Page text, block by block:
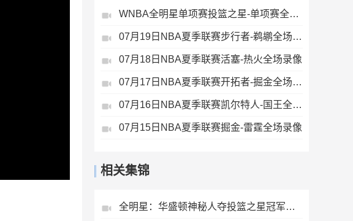
WNBA全明星单项赛投篮之星-单项赛全场录像
07月19日NBA夏季联赛步行者-鹈鹕全场录像
07月18日NBA夏季联赛活塞-热火全场录像
07月17日NBA夏季联赛开拓者-掘金全场录像
07月16日NBA夏季联赛凯尔特人-国王全场录像
07月15日NBA夏季联赛掘金-雷霆全场录像
相关集锦
全明星：华盛顿神秘人夺投篮之星冠军！福德夺得三分大赛冠军！